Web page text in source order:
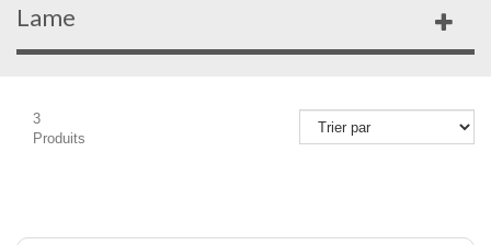
Lame
3
Produits